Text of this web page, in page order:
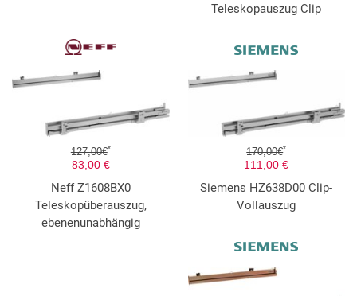
Teleskopauszug Clip
127,00€*
83,00 €
Neff Z1608BX0
Teleskopüberauszug,
ebenenunabhängig
170,00€*
111,00 €
Siemens HZ638D00 Clip-
Vollauszug